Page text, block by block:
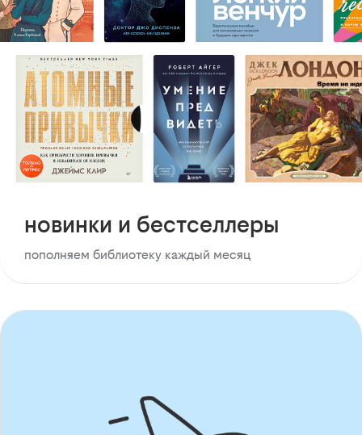
новинки и бестселлеры
пополняем библиотеку каждый месяц